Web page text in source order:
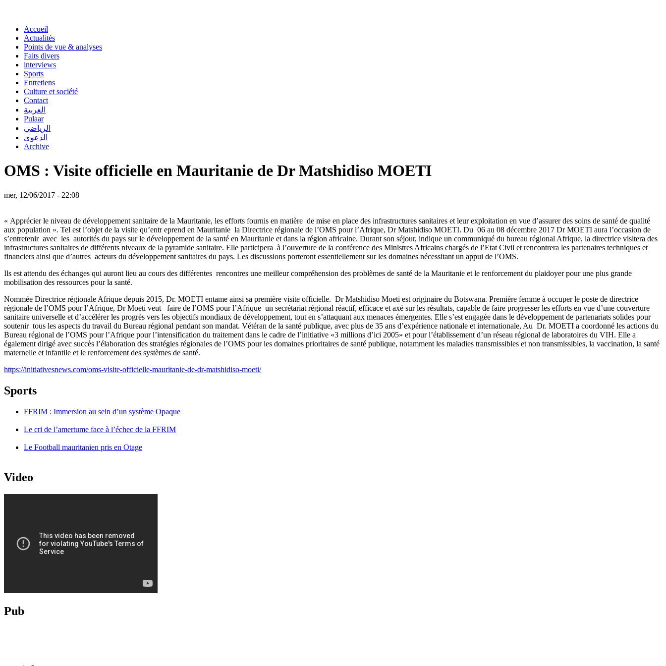
Accueil
Actualités
Points de vue & analyses
Faits divers
interviews
Sports
Entretiens
Culture et société
Contact
العربية
Pulaar
الرياضي
الدعوي
Archive
OMS : Visite officielle en Mauritanie de Dr Matshidiso MOETI
mer, 12/06/2017 - 22:08
« Apprécier le niveau de développement sanitaire de la Mauritanie, les efforts fournis en matière de mise en place des infrastructures sanitaires et leur exploitation en vue d’assurer des soins de santé de qualité
aux population ». Tel est l’objet de la visite qu’entr eprend en Mauritanie la Directrice régionale de l’OMS pour l’Afrique, Dr Matshidiso MOETI. Du 06 au 08 décembre 2017 Dr MOETI aura l’occasion de
s’entretenir avec les autorités du pays sur le développement de la santé en Mauritanie et dans la région africaine. Durant son séjour, indique un communiqué du bureau régional Afrique, la directrice visitera des
infrastructures sanitaires de différents niveaux de la pyramide sanitaire. Elle participera à l’ouverture de la conférence des Ministres Africains chargés de l’Etat Civil et rencontrera les partenaires techniques et
financiers ainsi que d’autres acteurs du développement sanitaires du pays. Les discussions porteront essentiellement sur les domaines nécessitant un appui de l’OMS.
Ils est attendu des échanges qui auront lieu au cours des différentes rencontres une meilleur compréhension des problèmes de santé de la Mauritanie et le renforcement du plaidoyer pour une plus grande
mobilisation des ressources pour la santé.
Nommée Directrice régionale Afrique depuis 2015, Dr. MOETI entame ainsi sa première visite officielle. Dr Matshidiso Moeti est originaire du Botswana. Première femme à occuper le poste de directrice
régionale de l’OMS pour l’Afrique, Dr Moeti veut faire de l’OMS pour l’Afrique un secrétariat régional réactif, efficace et axé sur les résultats, capable de faire progresser les efforts en vue d’une couverture
sanitaire universelle et d’accélérer les progrès vers les objectifs mondiaux de développement, tout en s’attaquant aux menaces émergentes. Elle s’est engagée dans le développement de partenariats solides pour
soutenir tous les aspects du travail du Bureau régional pendant son mandat. Vétéran de la santé publique, avec plus de 35 ans d’expérience nationale et internationale, Au Dr. MOETI a coordonné les actions du
Bureau régional de l’OMS pour l’Afrique pour l’intensification du traitement dans le cadre de l’initiative «3 millions d’ici 2005» et pour l’établissement d’un réseau régional de laboratoires du VIH. Elle a
également dirigé avec succès l’élaboration des stratégies régionales de l’OMS pour les domaines prioritaires de santé publique, notamment les maladies transmissibles et non transmissibles, la vaccination, la santé
maternelle et infantile et le renforcement des systèmes de santé.
https://initiativesnews.com/oms-visite-officielle-mauritanie-de-dr-matshidiso-moeti/
Sports
FFRIM : Immersion au sein d’un système Opaque
Le cri de l’amertume face à l’échec de la FFRIM
Le Football mauritanien pris en Otage
Video
Pub